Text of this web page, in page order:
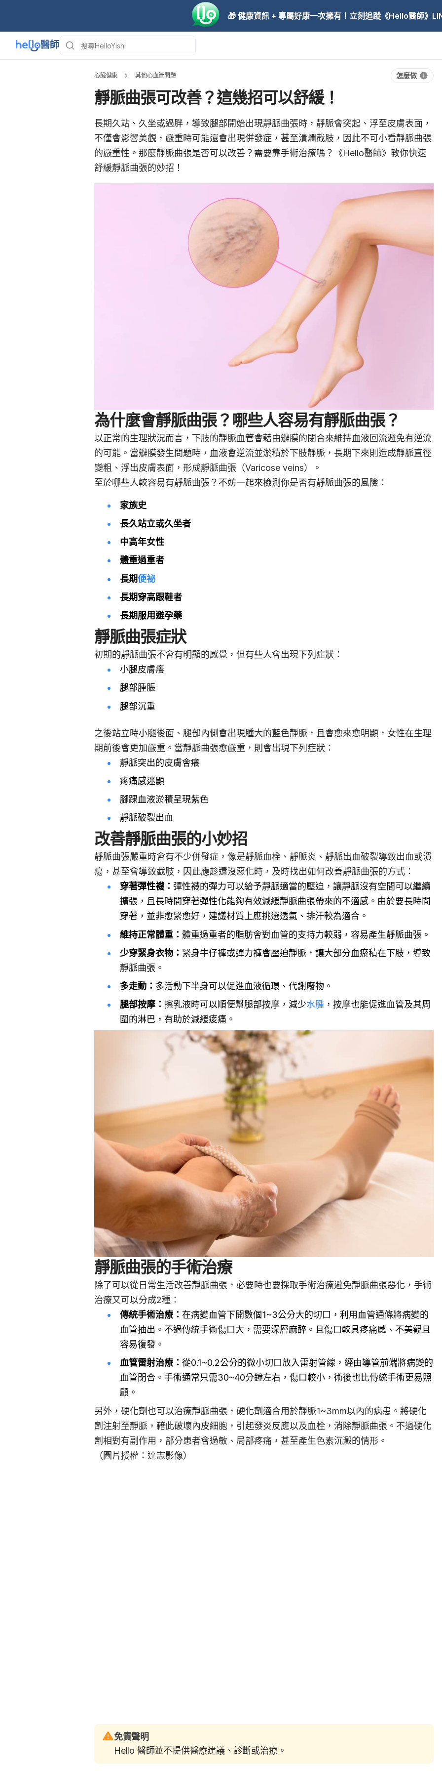
🎁 健康資訊 + 專屬好康一次擁有！立刻追蹤《Hello醫師》
心臟健康 其他心血管問題 怎麼做
靜脈曲張可改善？這幾招可以舒緩！
長期久站、久坐或過胖，導致腿部開始出現靜脈曲張時，靜脈會突起、浮至皮膚表面，
不僅會影響美觀，嚴重時可能還會出現併發症，甚至潰爛截肢，因此不可小看靜脈曲張
的嚴重性。那麼靜脈曲張是否可以改善？需要靠手術治療嗎？《Hello醫師》教你快速
舒緩靜脈曲張的妙招！
為什麼會靜脈曲張？哪些人容易有靜脈曲張？
以正常的生理狀況而言，下肢的靜脈血管會藉由瓣膜的閉合來維持血液回流避免有逆流
的可能。當瓣膜發生問題時，血液會逆流並淤積於下肢靜脈，長期下來則造成靜脈直徑
變粗、浮出皮膚表面，形成靜脈曲張（Varicose veins）。
至於哪些人較容易有靜脈曲張？不妨一起來檢測你是否有靜脈曲張的風險：
家族史
長久站立或久坐者
中高年女性
體重過重者
長期便祕
長期穿高跟鞋者
長期服用避孕藥
靜脈曲張症狀
初期的靜脈曲張不會有明顯的感覺，但有些人會出現下列症狀：
小腿皮膚癢
腿部腫脹
腿部沉重
之後站立時小腿後面、腿部內側會出現腫大的藍色靜脈，且會愈來愈明顯，女性在生理
期前後會更加嚴重。當靜脈曲張愈嚴重，則會出現下列症狀：
靜脈突出的皮膚會癢
疼痛感迷顯
腳踝血液淤積呈現紫色
靜脈破裂出血
改善靜脈曲張的小妙招
靜脈曲張嚴重時會有不少併發症，像是靜脈血栓、靜脈炎、靜脈出血破裂導致出血或潰
瘍，甚至會導致截肢，因此應趁還沒惡化時，及時找出如何改善靜脈曲張的方式：
穿著彈性襪： 彈性襪的彈力可以給予靜脈適當的壓迫，讓靜脈沒有空間可以繼續
擴張，且長時間穿著彈性化能夠有效減緩靜脈曲張帶來的不適感。由於要長時間
穿著，並非愈緊愈好，建議材質上應挑選透氣、排汗較為適合。
維持正常體重： 體重過重者的脂肪會對血管的支持力較弱，容易產生靜脈曲張。
少穿緊身衣物： 緊身牛仔褲或彈力褲會壓迫靜脈，讓大部分血瘀積在下肢，導致
靜脈曲張。
多走動： 多活動下半身可以促進血液循環、代謝廢物。
腿部按摩： 擦乳液時可以順便幫腿部按摩，減少水腫 ，按摩也能促進血管及其周
圍的淋巴，有助於減緩痠痛。
靜脈曲張的手術治療
除了可以從日常生活改善靜脈曲張，必要時也要採取手術治療避免靜脈曲張惡化，手術
治療又可以分成2種：
傳統手術治療： 在病變血管下開數個1~3公分大的切口，利用血管通條將病變的
血管抽出。不過傳統手術傷口大，需要深層麻醉。且傷口較具疼痛感、不美觀且
容易復發。
血管雷射治療： 從0.1~0.2公分的微小切口放入雷射管線，經由導管前端將病變的
血管閉合。手術通常只需30~40分鐘左右，傷口較小，術後也比傳統手術更易照
顧。
另外，硬化劑也可以治療靜脈曲張，硬化劑適合用於靜脈1~3mm以內的病患。將硬化
劑注射至靜脈，藉此破壞內皮細胞，引起發炎反應以及血栓，消除靜脈曲張。不過硬化
劑相對有副作用，部分患者會過敏、局部疼痛，甚至產生色素沉澱的情形。
（圖片授權：達志影像）
免責聲明
Hello 醫師並不提供醫療建議、診斷或治療。